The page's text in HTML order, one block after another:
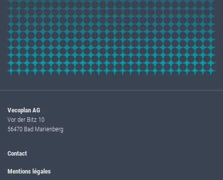
Vecoplan AG
Vor der Bitz 10
56470 Bad Marienberg
Contact
Mentions légales